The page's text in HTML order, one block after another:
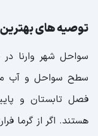
توصیه های
سواحل شهر وارنا
سطح سواحل و آب
فصل تابستان و
هستند. اگر از گرما